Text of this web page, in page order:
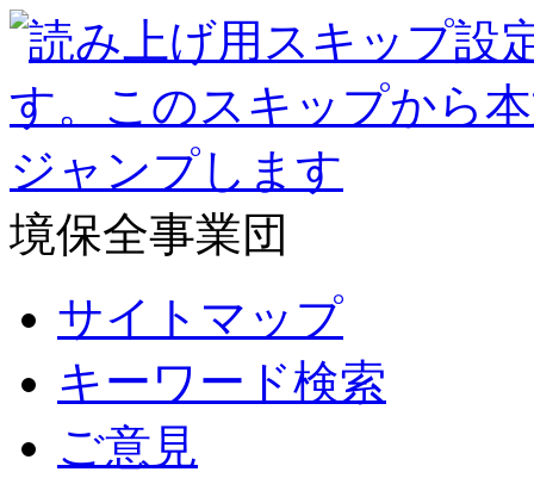
境保全事業団
サイトマップ
キーワード検索
ご意見